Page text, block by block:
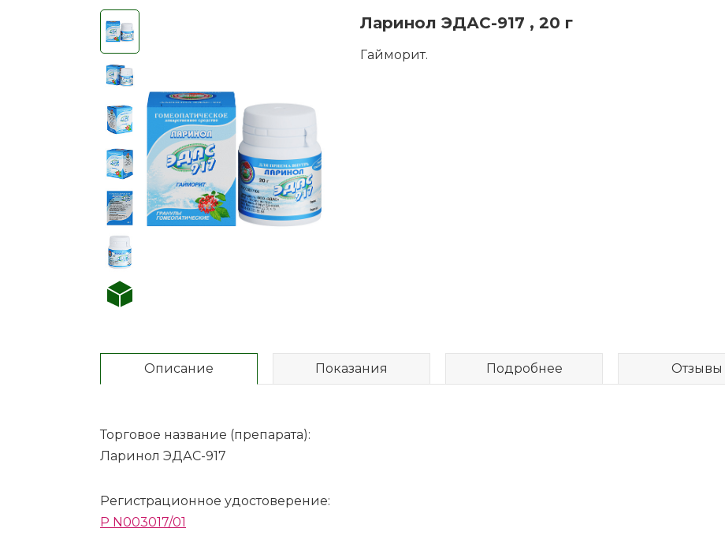
Ларинол ЭДАС-917 , 20 г
Гайморит.
Описание Показания Подробнее Отзывы
Торговое название (препарата):
Ларинол ЭДАС-917
Регистрационное удостоверение:
P N003017/01